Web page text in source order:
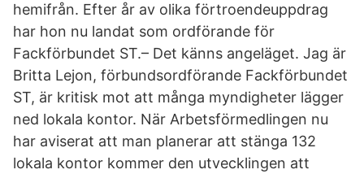
hemifrån. Efter år av olika förtroendeuppdrag
har hon nu landat som ordförande för
Fackförbundet ST.– Det känns angeläget. Jag är
Britta Lejon, förbundsordförande Fackförbundet
ST, är kritisk mot att många myndigheter lägger
ned lokala kontor. När Arbetsförmedlingen nu
har aviserat att man planerar att stänga 132
lokala kontor kommer den utvecklingen att